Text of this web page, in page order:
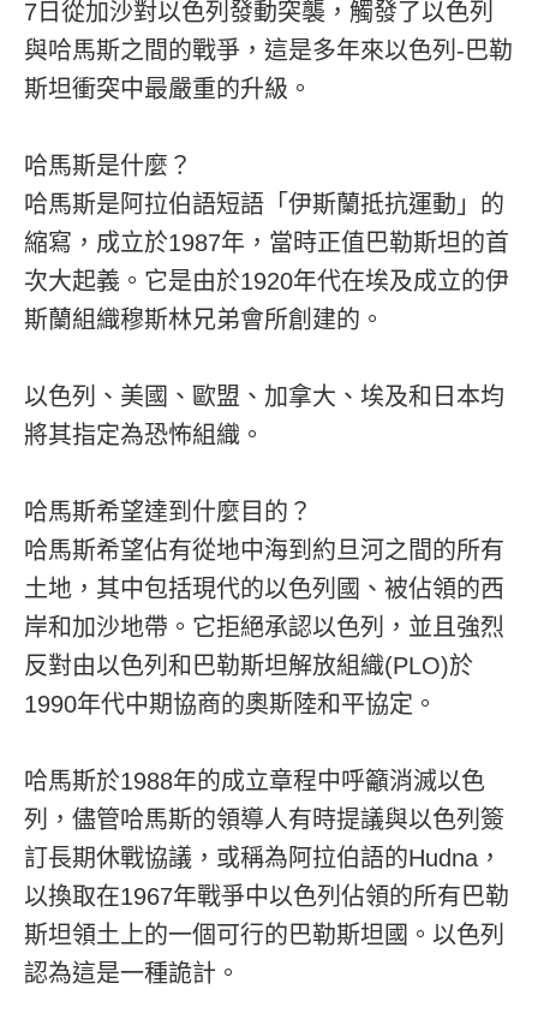
7日從加沙對以色列發動突襲，觸發了以色列
與哈馬斯之間的戰爭，這是多年來以色列-巴勒
斯坦衝突中最嚴重的升級。
哈馬斯是什麼？
哈馬斯是阿拉伯語短語「伊斯蘭抵抗運動」的
縮寫，成立於1987年，當時正值巴勒斯坦的首
次大起義。它是由於1920年代在埃及成立的伊
斯蘭組織穆斯林兄弟會所創建的。
以色列、美國、歐盟、加拿大、埃及和日本均
將其指定為恐怖組織。
哈馬斯希望達到什麼目的？
哈馬斯希望佔有從地中海到約旦河之間的所有
土地，其中包括現代的以色列國、被佔領的西
岸和加沙地帶。它拒絕承認以色列，並且強烈
反對由以色列和巴勒斯坦解放組織(PLO)於
1990年代中期協商的奧斯陸和平協定。
哈馬斯於1988年的成立章程中呼籲消滅以色
列，儘管哈馬斯的領導人有時提議與以色列簽
訂長期休戰協議，或稱為阿拉伯語的Hudna，
以換取在1967年戰爭中以色列佔領的所有巴勒
斯坦領土上的一個可行的巴勒斯坦國。以色列
認為這是一種詭計。